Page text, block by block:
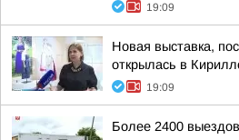
19:09
Новая выставка,
открылась в
19:09
Более 2400